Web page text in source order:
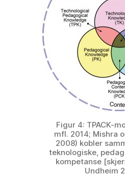
Figur 4: TPACK-
mfl. 2014; Mishra
2008) kobler
teknologiske,
kompetanse
Undheim